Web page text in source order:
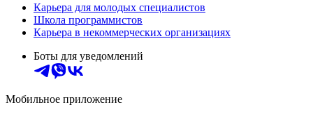
Карьера для молодых специалистов
Школа программистов
Карьера в некоммерческих организациях
Боты для уведомлений
Мобильное приложение